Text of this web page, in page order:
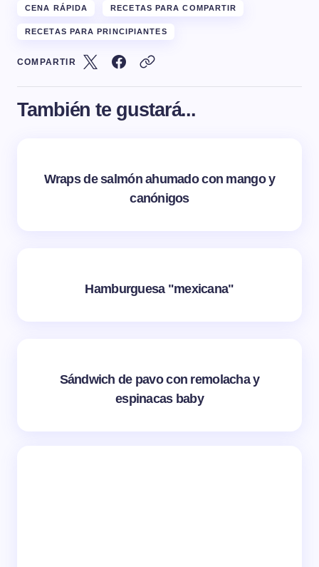
CENA RÁPIDA RECETAS PARA COMPARTIR
RECETAS PARA PRINCIPIANTES
COMPARTIR
También te gustará...
Wraps de salmón ahumado con mango y
canónigos
Hamburguesa "mexicana"
Sándwich de pavo con remolacha y
espinacas baby